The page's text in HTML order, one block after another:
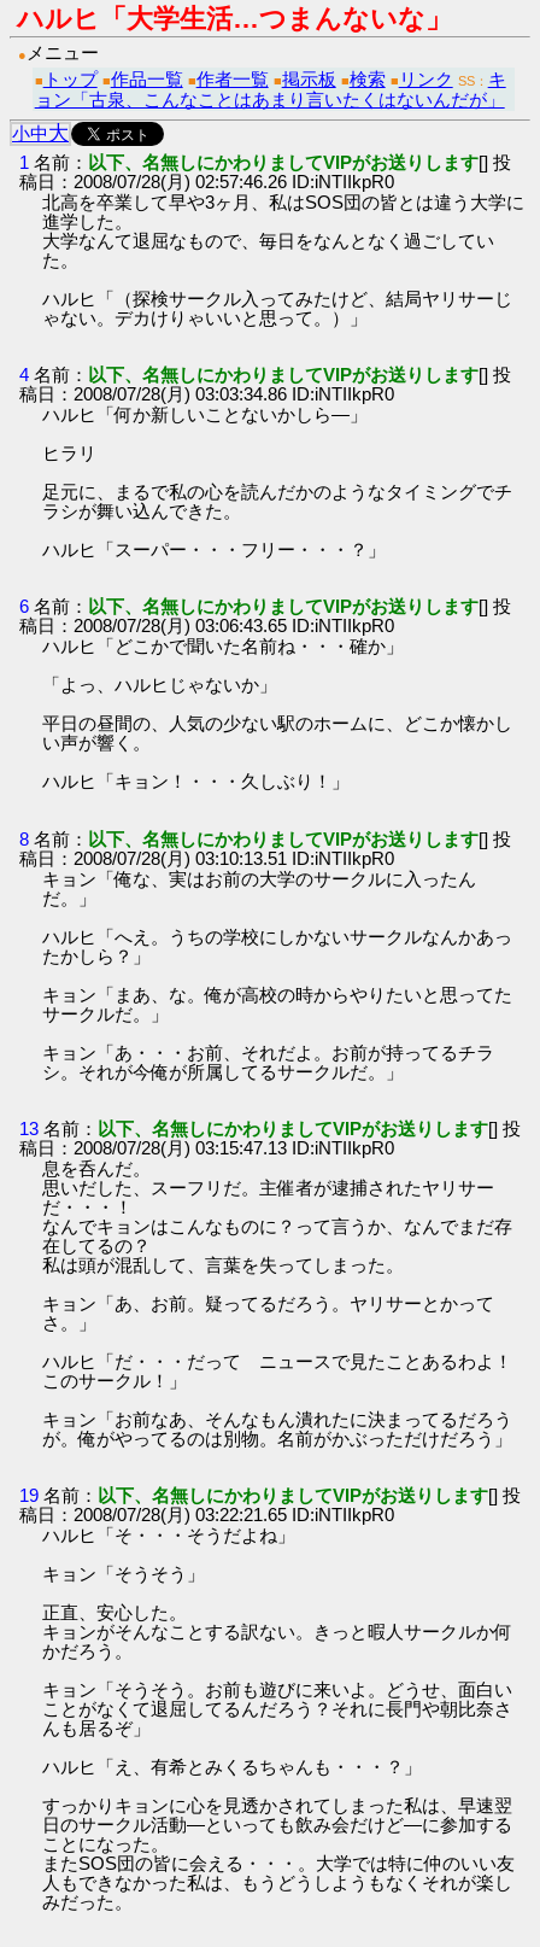
ハルヒ「大学生活…つまんないな」
● メニュー
■ トップ ■作品一覧 ■作者一覧 ■掲示板 ■検索 ■ リンク SS： キ
ョン「古泉、こんなことはあまり言いたくはないんだが」
小中大
1 名前： 以下、名無しにかわりましてVIPがお送りします[] 投
稿日：2008/07/28(月) 02:57:46.26 ID:iNTIIkpR0
北高を卒業して早や3ヶ月、私はSOS団の皆とは違う大学に
進学した。
大学なんて退屈なもので、毎日をなんとなく過ごしてい
た。
ハルヒ「（探検サークル入ってみたけど、結局ヤリサーじ
ゃない。デカけりゃいいと思って。）」
4 名前： 以下、名無しにかわりましてVIPがお送りします[] 投
稿日：2008/07/28(月) 03:03:34.86 ID:iNTIIkpR0
ハルヒ「何か新しいことないかしら―」
ヒラリ
足元に、まるで私の心を読んだかのようなタイミングでチ
ラシが舞い込んできた。
ハルヒ「スーパー・・・フリー・・・？」
6 名前： 以下、名無しにかわりましてVIPがお送りします[] 投
稿日：2008/07/28(月) 03:06:43.65 ID:iNTIIkpR0
ハルヒ「どこかで聞いた名前ね・・・確か」
「よっ、ハルヒじゃないか」
平日の昼間の、人気の少ない駅のホームに、どこか懐かし
い声が響く。
ハルヒ「キョン！・・・久しぶり！」
8 名前： 以下、名無しにかわりましてVIPがお送りします[] 投
稿日：2008/07/28(月) 03:10:13.51 ID:iNTIIkpR0
キョン「俺な、実はお前の大学のサークルに入ったん
だ。」
ハルヒ「へえ。うちの学校にしかないサークルなんかあっ
たかしら？」
キョン「まあ、な。俺が高校の時からやりたいと思ってた
サークルだ。」
キョン「あ・・・お前、それだよ。お前が持ってるチラ
シ。それが今俺が所属してるサークルだ。」
13 名前： 以下、名無しにかわりましてVIPがお送りします[] 投
稿日：2008/07/28(月) 03:15:47.13 ID:iNTIIkpR0
息を呑んだ。
思いだした、スーフリだ。主催者が逮捕されたヤリサー
だ・・・！
なんでキョンはこんなものに？って言うか、なんでまだ存
在してるの？
私は頭が混乱して、言葉を失ってしまった。
キョン「あ、お前。疑ってるだろう。ヤリサーとかって
さ。」
ハルヒ「だ・・・だって ニュースで見たことあるわよ！
このサークル！」
キョン「お前なあ、そんなもん潰れたに決まってるだろう
が。俺がやってるのは別物。名前がかぶっただけだろう」
19 名前： 以下、名無しにかわりましてVIPがお送りします[] 投
稿日：2008/07/28(月) 03:22:21.65 ID:iNTIIkpR0
ハルヒ「そ・・・そうだよね」
キョン「そうそう」
正直、安心した。
キョンがそんなことする訳ない。きっと暇人サークルか何
かだろう。
キョン「そうそう。お前も遊びに来いよ。どうせ、面白い
ことがなくて退屈してるんだろう？それに長門や朝比奈さ
んも居るぞ」
ハルヒ「え、有希とみくるちゃんも・・・？」
すっかりキョンに心を見透かされてしまった私は、早速翌
日のサークル活動―といっても飲み会だけど―に参加する
ことになった。
またSOS団の皆に会える・・・。大学では特に仲のいい友
人もできなかった私は、もうどうしようもなくそれが楽し
みだった。